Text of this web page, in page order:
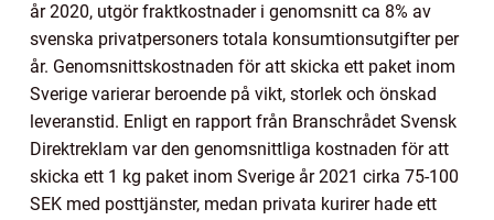
år 2020, utgör fraktkostnader i genomsnitt ca 8% av
svenska privatpersoners totala konsumtionsutgifter per
år. Genomsnittskostnaden för att skicka ett paket inom
Sverige varierar beroende på vikt, storlek och önskad
leveranstid. Enligt en rapport från Branschrådet Svensk
Direktreklam var den genomsnittliga kostnaden för att
skicka ett 1 kg paket inom Sverige år 2021 cirka 75-100
SEK med posttjänster, medan privata kurirer hade ett